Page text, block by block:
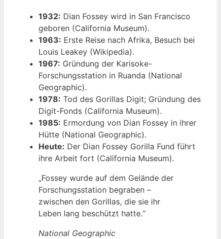
1932: Dian Fossey wird in San Francisco
geboren (California Museum).
1963: Erste Reise nach Afrika, Besuch bei
Louis Leakey (Wikipedia).
1967: Gründung der Karisoke-
Forschungsstation in Ruanda (National
Geographic).
1978: Tod des Gorillas Digit; Gründung des
Digit-Fonds (California Museum).
1985: Ermordung von Dian Fossey in ihrer
Hütte (National Geographic).
Heute: Der Dian Fossey Gorilla Fund führt
ihre Arbeit fort (California Museum).
„Fossey wurde auf dem Gelände der
Forschungsstation begraben –
zwischen den Gorillas, die sie ihr
Leben lang beschützt hatte.“
National Geographic